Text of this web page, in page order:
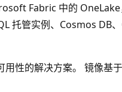
Fabric 中的
托管实例、Cosmos DB
性的解决方案。 镜像基